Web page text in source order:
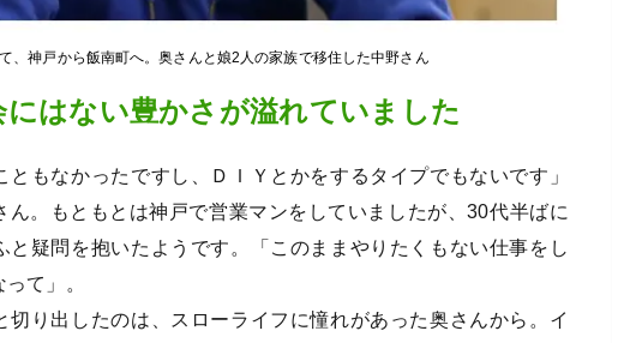
、神戸から飯南町へ。奥さんと娘2人の家族で移住した中野さん
はない豊かさが溢れていました
ともなかったですし、ＤＩＹとかをするタイプでもないです」
ん。もともとは神戸で営業マンをしていましたが、30代半ばに
と疑問を抱いたようです。「このままやりたくもない仕事をし
て」。
切り出したのは、スローライフに憧れがあった奥さんから。イ